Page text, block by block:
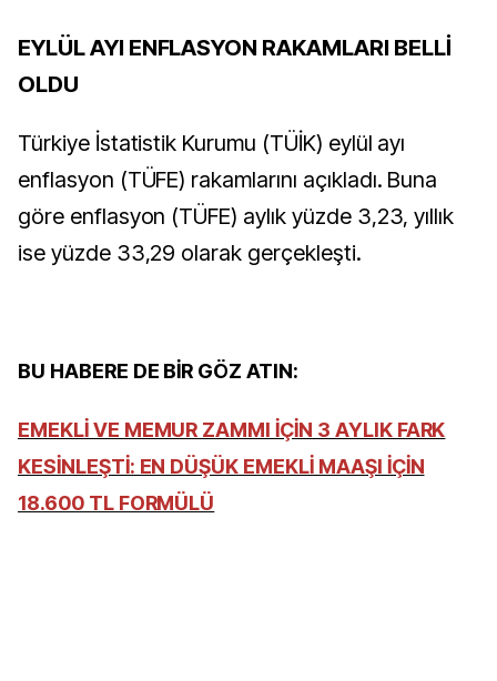
EYLÜL AYI ENFLASYON RAKAMLARI BELLİ
OLDU
Türkiye İstatistik Kurumu (TÜİK) eylül ayı
enflasyon (TÜFE) rakamlarını açıkladı. Buna
göre enflasyon (TÜFE) aylık yüzde 3,23, yıllık
ise yüzde 33,29 olarak gerçekleşti.
BU HABERE DE BİR GÖZ ATIN:
EMEKLİ VE MEMUR ZAMMI İÇİN 3 AYLIK FARK
KESİNLEŞTİ: EN DÜŞÜK EMEKLİ MAAŞI İÇİN
18.600 TL FORMÜLÜ